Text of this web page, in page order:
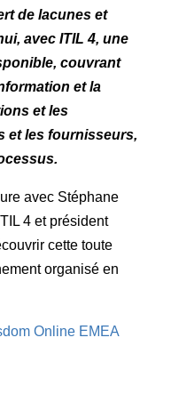
de lacunes et
avec ITIL 4, une
couvrant
et la
et les
et les fournisseurs,
avec Stéphane
4 et président
cette toute
organisé en
Online EMEA